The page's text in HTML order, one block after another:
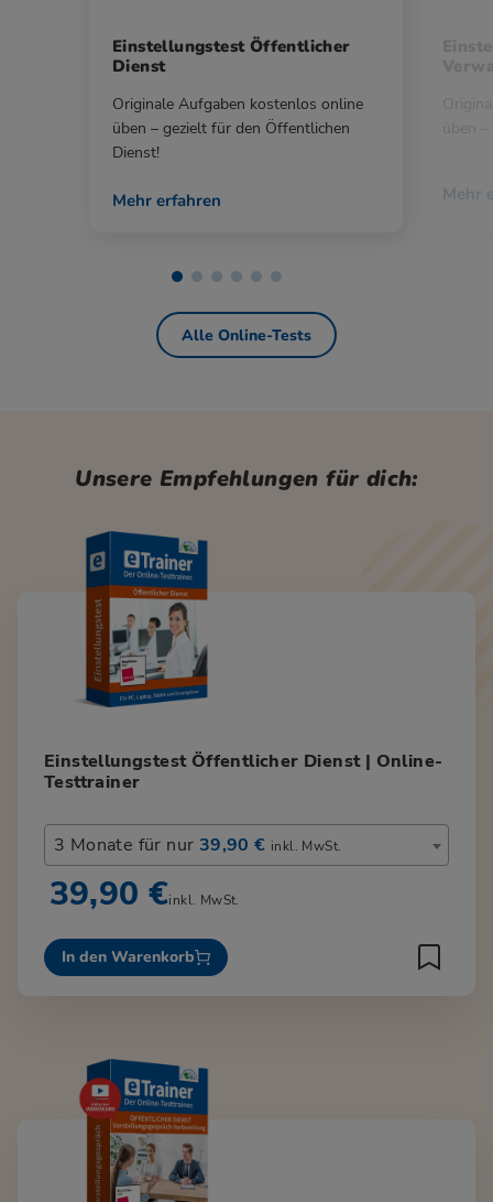
Einstellungstest Öffentlicher
Dienst
Originale Aufgaben kostenlos online
üben – gezielt für den Öffentlichen
Dienst!
Mehr erfahren Mehr
Alle Online-Tests
Unsere Empfehlungen für dich:
Einstellungstest Öffentlicher Dienst | Online-
Testtrainer
3 Monate für nur 39,90 € inkl. MwSt.
39,90 €inkl. MwSt.
In den Warenkorb